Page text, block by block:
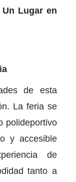
Lugar en
de esta
La feria se
polideportivo
y accesible
de
tanto a